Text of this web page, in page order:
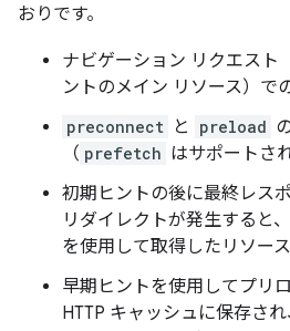
おりです。
ナビゲーション リクエスト
ントのメイン リソース）で
preconnect と preload
（ prefetch はサポートさ
初期ヒントの後に最終レス
リダイレクトが発生すると
を使用して取得したリソー
早期ヒントを使用してプリ
HTTP キャッシュに保存さ